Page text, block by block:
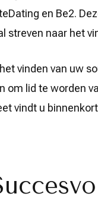
en Be2.
streven naar het
vinden van uw
om lid te worden
vindt u